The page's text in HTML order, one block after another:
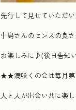
先行して見せていただ
中島さんのセンスの良
お楽しみに♪(後日告知
★★満咲くの会は毎月第
人と人が出会い共に楽し